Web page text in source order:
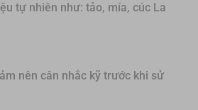
tự nhiên như: tảo, mía, cúc La
nên cân nhắc kỹ trước khi sử